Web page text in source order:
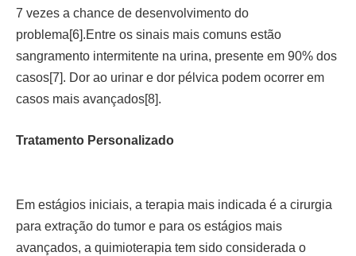
7 vezes a chance de desenvolvimento do
problema[6].Entre os sinais mais comuns estão
sangramento intermitente na urina, presente em 90% dos
casos[7]. Dor ao urinar e dor pélvica podem ocorrer em
casos mais avançados[8].
Tratamento Personalizado
Em estágios iniciais, a terapia mais indicada é a cirurgia
para extração do tumor e para os estágios mais
avançados, a quimioterapia tem sido considerada o